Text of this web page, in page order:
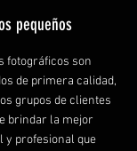
pequeños
fotográficos son
de primera calidad,
grupos de clientes
brindar la mejor
y profesional que